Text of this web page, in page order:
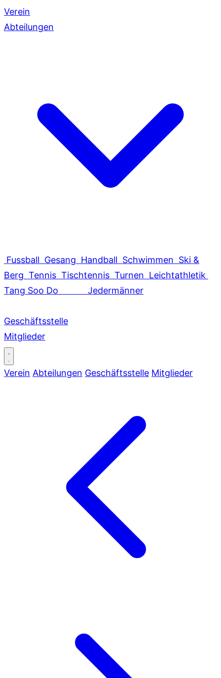
Verein
Abteilungen
Fussball Gesang Handball Schwimmen Ski &
Berg Tennis Tischtennis Turnen Leichtathletik
Tang Soo Do
Jedermänner
Geschäftsstelle
Mitglieder
Verein Abteilungen Geschäftsstelle Mitglieder